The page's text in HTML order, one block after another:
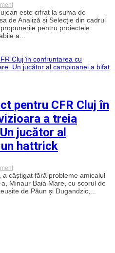
calculele
pe
teren”
on
Cum
se
împart
banii
pentru
în
2022?
FC
nou
„grosul”
finanțării
publice
nerambursabile!
este cifrat la suma de
de Analiză și Selecție din cadrul
pentru proiectele
a...
pentru CFR Cluj în
a treia
jucător al
hattrick
on
Antrenament
perfect
pentru
CFR
câștigat fără probleme amicalul
Minaur Baia Mare, cu scorul de
de Păun și Dugandzic,...